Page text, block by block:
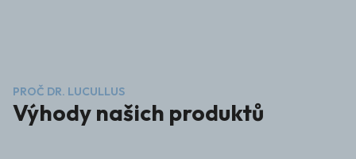
PROČ DR. LUCULLUS
Výhody našich produktů